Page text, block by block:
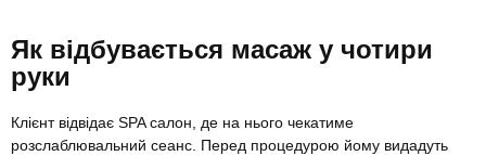
Як відбувається масаж у чотири
руки
Клієнт відвідає SPA салон, де на нього чекатиме
розслаблювальний сеанс. Перед процедурою йому видадуть